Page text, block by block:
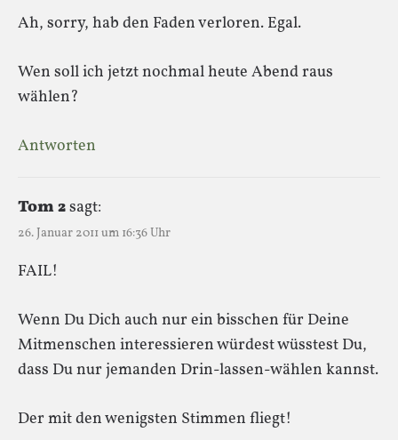
Ah, sorry, hab den Faden verloren. Egal.
Wen soll ich jetzt nochmal heute Abend raus
wählen?
Antworten
Tom 2sagt:
26. Januar 2011 um 16:36 Uhr
FAIL!
Wenn Du Dich auch nur ein bisschen für Deine
Mitmenschen interessieren würdest wüsstest Du,
dass Du nur jemanden Drin-lassen-wählen kannst.
Der mit den wenigsten Stimmen fliegt!